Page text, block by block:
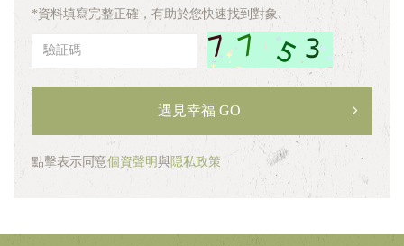
月
日
*資料填寫完整正確，有助於您快速找到對象
驗
遇見幸福 GO
點擊表示同意個資聲明與隠私政策